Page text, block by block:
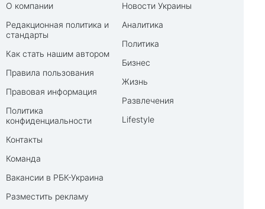
О компании
Редакционная политика и
стандарты
Как стать нашим автором
Правила пользования
Правовая информация
Политика
конфиденциальности
Контакты
Команда
Вакансии в РБК-Украина
Разместить рекламу
Новости Украины
Аналитика
Политика
Бизнес
Жизнь
Развлечения
Lifestyle